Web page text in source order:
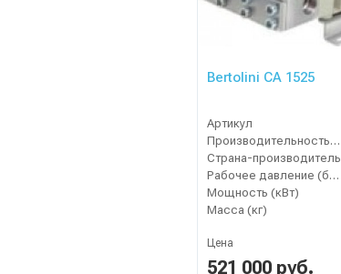
Bertolini CA 1525
Артикул
Производительность (л/ч)
Страна-производитель
Рабочее давление (бар)
Мощность (кВт)
Масса (кг)
Цена
521 000 руб.